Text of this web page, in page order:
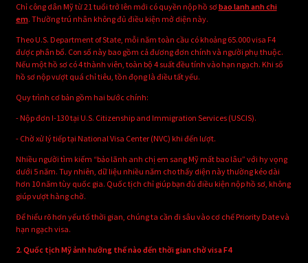
Chỉ công dân Mỹ từ 21 tuổi trở lên mới có quyền nộp hồ sơbao lanh anh chi
em. Thường trú nhân không đủ điều kiện mở diện này.
Theo U.S. Department of State, mỗi năm toàn cầu có khoảng 65.000 visa F4
được phân bổ. Con số này bao gồm cả đương đơn chính và người phụ thuộc.
Nếu một hồ sơ có 4 thành viên, toàn bộ 4 suất đều tính vào hạn ngạch. Khi số
hồ sơ nộp vượt quá chỉ tiêu, tồn đọng là điều tất yếu.
Quy trình cơ bản gồm hai bước chính:
- Nộp đơn I-130 tại U.S. Citizenship and Immigration Services (USCIS).
- Chờ xử lý tiếp tại National Visa Center (NVC) khi đến lượt.
Nhiều người tìm kiếm “bảo lãnh anh chị em sang Mỹ mất bao lâu” với hy vọng
dưới 5 năm. Tuy nhiên, dữ liệu nhiều năm cho thấy diện này thường kéo dài
hơn 10 năm tùy quốc gia. Quốc tịch chỉ giúp bạn đủ điều kiện nộp hồ sơ, không
giúp vượt hàng chờ.
Để hiểu rõ hơn yếu tố thời gian, chúng ta cần đi sâu vào cơ chế Priority Date và
hạn ngạch visa.
2. Quốc tịch Mỹ ảnh hưởng thế nào đến thời gian chờ visa F4